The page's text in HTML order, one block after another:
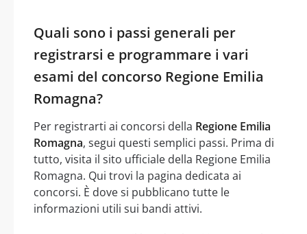
Quali sono i passi generali per
registrarsi e programmare i vari
esami del concorso Regione Emilia
Romagna?
Per registrarti ai concorsi della Regione Emilia
Romagna, segui questi semplici passi. Prima di
tutto, visita il sito ufficiale della Regione Emilia
Romagna. Qui trovi la pagina dedicata ai
concorsi. È dove si pubblicano tutte le
informazioni utili sui bandi attivi.